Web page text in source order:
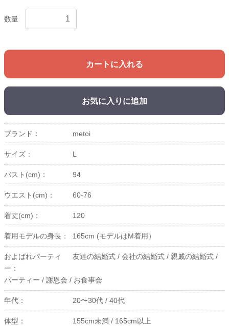
数量
カートに入れる
お気に入りに追加
ブランド： metoi
サイズ： L
バスト(cm)： 94
ウエスト(cm)： 60-76
着丈(cm)： 120
着用モデルの身長： 165cm (モデルはM着用）
およばれパーティ
ー：
友達の結婚式 / 会社の結婚式 / 親戚の結婚式 /
パーティー / 謝恩会 / お食事会
年代： 20〜30代 / 40代
体型： 155cm未満 / 165cm以上